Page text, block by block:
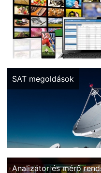
SAT megoldások
Műholdas jel vételi,
Analizátor és mérő
Professzionális DVB/ASI és